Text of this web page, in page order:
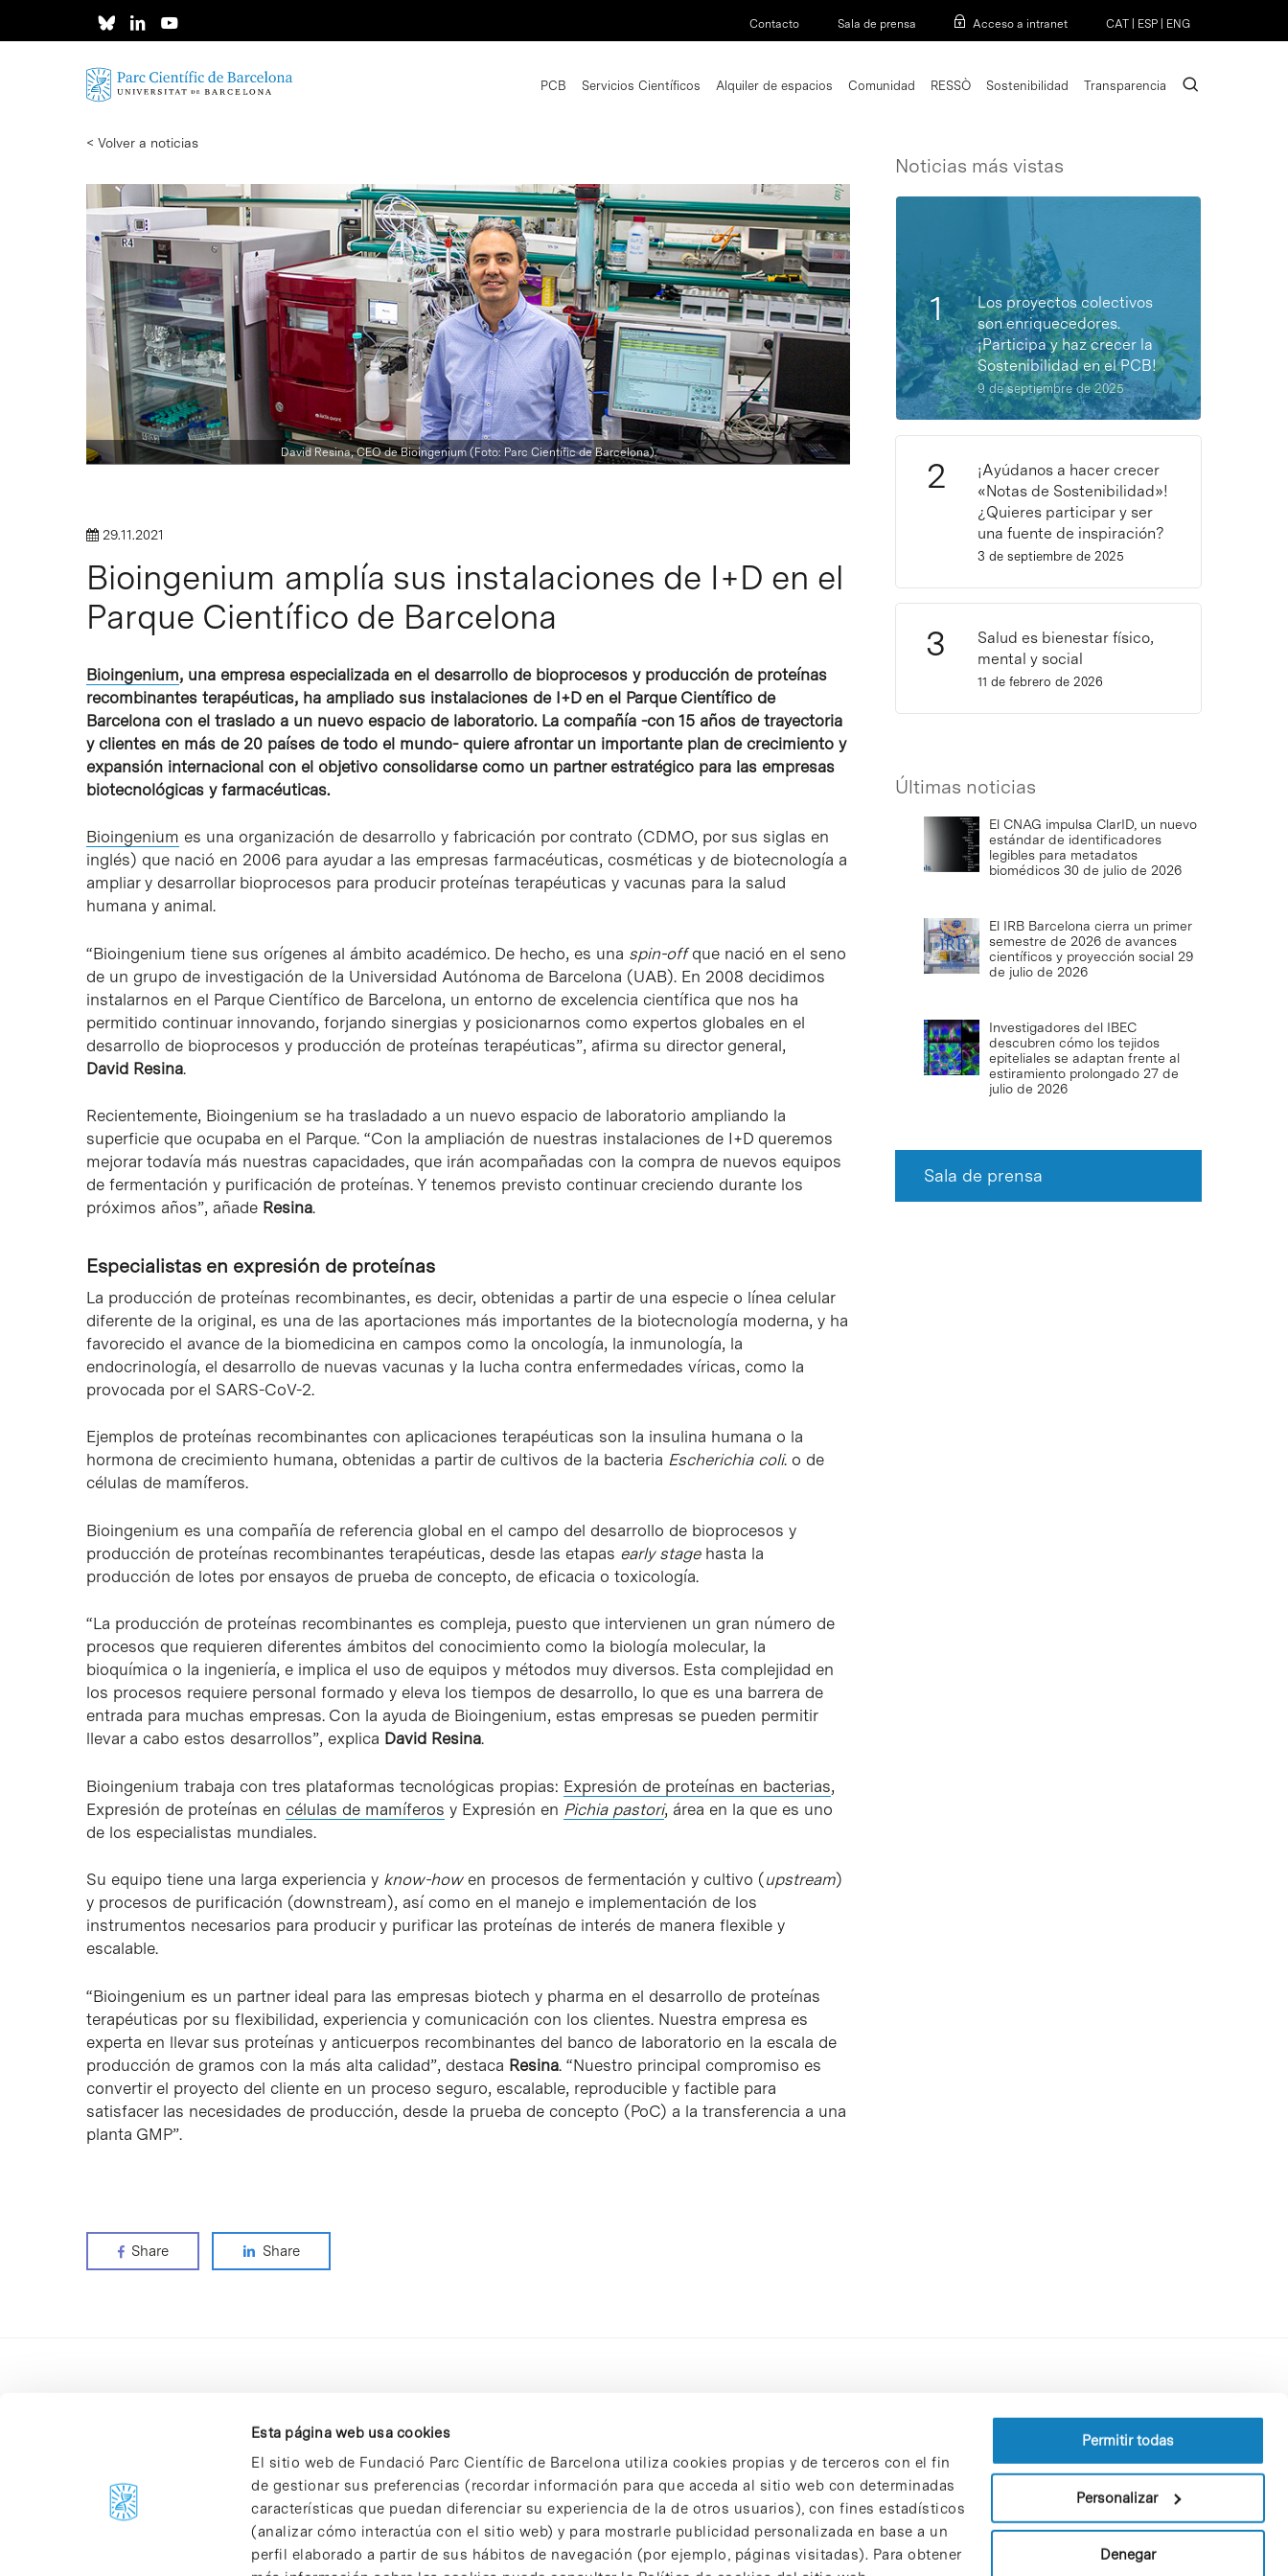
Esta página web usa cookies
El sitio web de Fundació Parc Científic de Barcelona utiliza cookies propias y de terceros con el fin
de gestionar sus preferencias (recordar información para que acceda al sitio web con determinadas
características que puedan diferenciar su experiencia de la de otros usuarios), con fines estadísticos
(analizar cómo interactúa con el sitio web) y para mostrarle publicidad personalizada en base a un
perfil elaborado a partir de sus hábitos de navegación (por ejemplo, páginas visitadas). Para obtener
Permitir todas
Personalizar
Denegar
Contacto Sala de prensa Acceso a intranet CAT ESP ENG
Intro para buscar o ESC per cerrar
PCB Servicios Científicos Alquiler de espacios Comunidad RESSÒ Sostenibilidad Transparencia search
< Volver a noticias
David Resina, CEO de Bioingenium (Foto: Parc Científic de Barcelona).
29.11.2021
Bioingenium amplía sus instalaciones de I+D en el
Parque Científico de Barcelona
Bioingenium, una empresa especializada en el desarrollo de bioprocesos y producción de proteínas
recombinantes terapéuticas, ha ampliado sus instalaciones de I+D en el Parque Científico de
Barcelona con el traslado a un nuevo espacio de laboratorio. La compañía -con 15 años de trayectoria
y clientes en más de 20 países de todo el mundo- quiere afrontar un importante plan de crecimiento y
expansión internacional con el objetivo consolidarse como un partner estratégico para las empresas
biotecnológicas y farmacéuticas.
Bioingenium es una organización de desarrollo y fabricación por contrato (CDMO, por sus siglas en
inglés) que nació en 2006 para ayudar a las empresas farmacéuticas, cosméticas y de biotecnología a
ampliar y desarrollar bioprocesos para producir proteínas terapéuticas y vacunas para la salud
humana y animal.
“Bioingenium tiene sus orígenes al ámbito académico. De hecho, es una spin-offque nació en el seno
de un grupo de investigación de la Universidad Autónoma de Barcelona (UAB). En 2008 decidimos
instalarnos en el Parque Científico de Barcelona, un entorno de excelencia científica que nos ha
permitido continuar innovando, forjando sinergias y posicionarnos como expertos globales en el
desarrollo de bioprocesos y producción de proteínas terapéuticas”, afirma su director general,
David Resina.
Recientemente, Bioingenium se ha trasladado a un nuevo espacio de laboratorio ampliando la
superficie que ocupaba en el Parque. “Con la ampliación de nuestras instalaciones de I+D queremos
mejorar todavía más nuestras capacidades, que irán acompañadas con la compra de nuevos equipos
de fermentación y purificación de proteínas. Y tenemos previsto continuar creciendo durante los
próximos años”, añade Resina.
Especialistas en expresión de proteínas
La producción de proteínas recombinantes, es decir, obtenidas a partir de una especie o línea celular
diferente de la original, es una de las aportaciones más importantes de la biotecnología moderna, y ha
favorecido el avance de la biomedicina en campos como la oncología, la inmunología, la
endocrinología, el desarrollo de nuevas vacunas y la lucha contra enfermedades víricas, como la
provocada por el SARS-CoV-2.
Ejemplos de proteínas recombinantes con aplicaciones terapéuticas son la insulina humana o la
hormona de crecimiento humana, obtenidas a partir de cultivos de la bacteria Escherichia coli. o de
células de mamíferos.
Bioingenium es una compañía de referencia global en el campo del desarrollo de bioprocesos y
producción de proteínas recombinantes terapéuticas, desde las etapas early stagehasta la
producción de lotes por ensayos de prueba de concepto, de eficacia o toxicología.
“La producción de proteínas recombinantes es compleja, puesto que intervienen un gran número de
procesos que requieren diferentes ámbitos del conocimiento como la biología molecular, la
bioquímica o la ingeniería, e implica el uso de equipos y métodos muy diversos. Esta complejidad en
los procesos requiere personal formado y eleva los tiempos de desarrollo, lo que es una barrera de
entrada para muchas empresas. Con la ayuda de Bioingenium, estas empresas se pueden permitir
llevar a cabo estos desarrollos”, explica David Resina.
Bioingenium trabaja con tres plataformas tecnológicas propias: Expresión de proteínas en bacterias,
Expresión de proteínas en células de mamíferos y Expresión en Pichia pastori, área en la que es uno
de los especialistas mundiales.
Su equipo tiene una larga experiencia y know-howen procesos de fermentación y cultivo (upstream)
y procesos de purificación (downstream), así como en el manejo e implementación de los
instrumentos necesarios para producir y purificar las proteínas de interés de manera flexible y
escalable.
“Bioingenium es un partner ideal para las empresas biotech y pharma en el desarrollo de proteínas
terapéuticas por su flexibilidad, experiencia y comunicación con los clientes. Nuestra empresa es
experta en llevar sus proteínas y anticuerpos recombinantes del banco de laboratorio en la escala de
producción de gramos con la más alta calidad”, destaca Resina. “Nuestro principal compromiso es
convertir el proyecto del cliente en un proceso seguro, escalable, reproducible y factible para
satisfacer las necesidades de producción, desde la prueba de concepto (PoC) a la transferencia a una
planta GMP”.
Share Share
Noticias más vistas
Los proyectos colectivos
son enriquecedores.
¡Participa y haz crecer la
Sostenibilidad en el PCB!
9 de septiembre de 2025
¡Ayúdanos a hacer crecer
«Notas de Sostenibilidad»!
¿Quieres participar y ser
una fuente de inspiración?
3 de septiembre de 2025
Salud es bienestar físico,
mental y social
11 de febrero de 2026
Últimas noticias
El CNAG impulsa ClarID, un nuevo
estándar de identificadores
legibles para metadatos
biomédicos 30 de julio de 2026
El IRB Barcelona cierra un primer
semestre de 2026 de avances
científicos y proyección social 29
de julio de 2026
Investigadores del IBEC
descubren cómo los tejidos
epiteliales se adaptan frente al
estiramiento prolongado 27 de
julio de 2026
Sala de prensa
C/Baldiri Reixac, 4-12 i 15
08028 Barcelona
Perfil del contratante
Política de privacidad
Aviso Legal
Política de cookies
Patrones y patrocinadores
Bolsa de trabajo
Contacto